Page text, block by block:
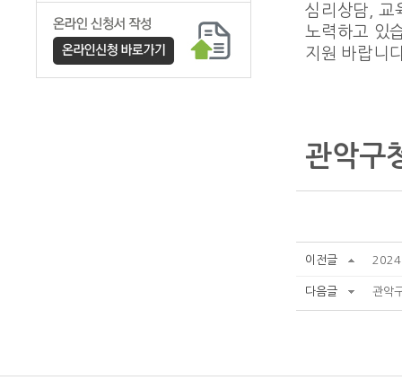
심리상담
교
노력하고 있
지원 바랍니
관악구
이전글 2024
다음글 관악